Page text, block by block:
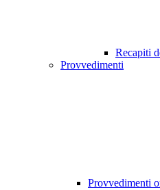
Recapiti
Provvedimenti
Provvedimenti